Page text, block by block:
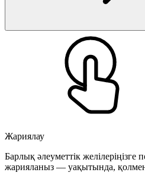
Жариялау
Барлық әлеуметтік
жарияланыз — уақытында, қолмен